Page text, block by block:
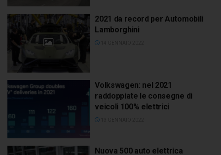
2021 da record per Automobili
Lamborghini
Volkswagen: nel 2021
raddoppiate le consegne di
veicoli 100% elettrici
Nuova 500 auto elettrica